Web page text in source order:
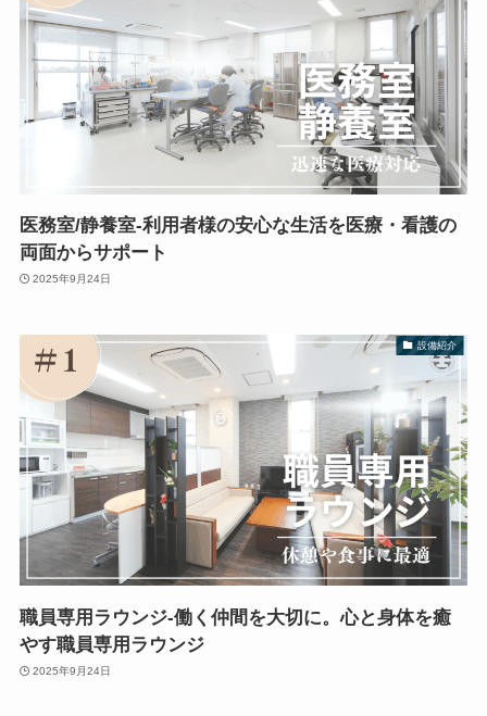
医務室/静養室-利用者様の安心な生活を医療・看護の
両面からサポート
2025年9月24日
設備紹介
職員専用ラウンジ-働く仲間を大切に。心と身体を癒
やす職員専用ラウンジ
2025年9月24日